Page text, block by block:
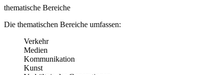
thematische Bereiche
Die thematischen Bereiche umfassen:
Verkehr
Medien
Kommunikation
Kunst